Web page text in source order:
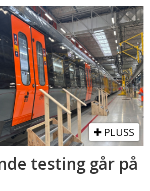
PLUSS
testing går på